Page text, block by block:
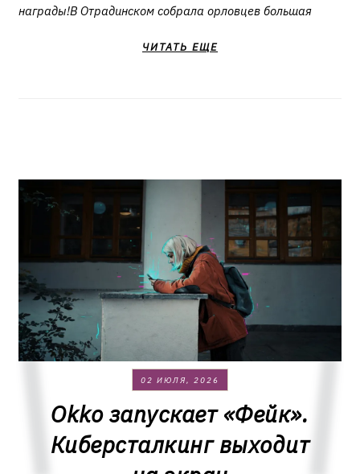
награды!В Отрадинском собрала орловцев большая
ЧИТАТЬ ЕЩЕ
02 ИЮЛЯ, 2026
Okko запускает «Фейк».
Киберсталкинг выходит